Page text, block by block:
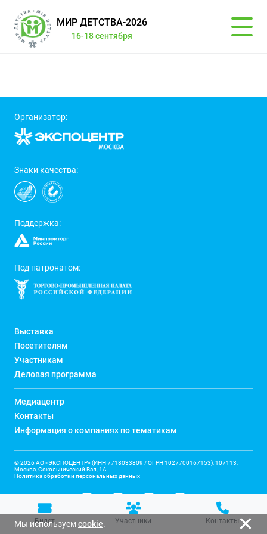
МИР ДЕТСТВА-2026
16-18 сентября
Организатор:
Знаки качества:
Поддержка:
Под патронатом:
Выставка
Посетителям
Участникам
Деловая программа
Медиацентр
Контакты
Информация о компаниях по тематикам
© 2026 АО «ЭКСПОЦЕНТР» (ИНН 7718033809 / ОГРН 1027700167153), 107113,
Москва, Сокольнический Вал, 1А
Политика обработки персональных данных
Билет Участники Контакты
Мы используемcookie.